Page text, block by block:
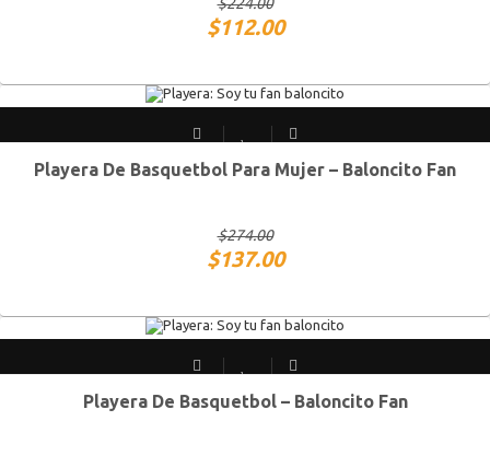
$112.00
CH M G XG
Playera De Basquetbol Para Mujer – Baloncito Fan
$274.00
$137.00
CH M G XG
Playera De Basquetbol – Baloncito Fan